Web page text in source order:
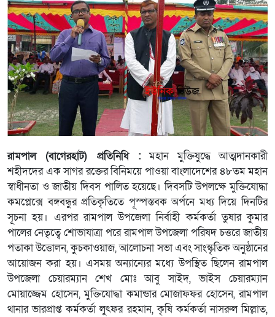
রামপাল (বাগেরহাট) প্রতিনিধি : মহান মুক্তিযুদ্ধে আত্মদানকারী
শহীদদের এক সাগর রক্তের বিনিময়ে পাওয়া বাংলাদেশের ৪৮তম মহান
স্বাধীনতা ও জাতীয় দিবস পালিত হয়েছে। দিবসটি উপলক্ষে মুক্তিযোদ্ধা
কমপ্লেক্সে বঙ্গবন্ধুর প্রতিকৃতিতে পূস্পস্তবক অর্পনে মধ্য দিয়ে দিনটির
সূচনা হয়। এরপর রামপাল উপজেলা নির্বাহী কর্মকর্তা তুষার কুমার
পালের নেতৃত্বে শোভাযাত্রা পরে রামপাল উপজেলা পরিষদ চত্তরে জাতীয়
পতাকা উত্তোলন, কুচকাওয়াজ, আলোচনা সভা এবং সাংস্কৃতিক অনুষ্ঠানের
আয়োজন করা হয়। এসময় অন্যান্যের মধ্যে উপস্থিত ছিলেন রামপাল
উপজেলা চেয়ারম্যান শেখ মোঃ আবু সাইদ, ভাইস চেয়ারম্যান
মোয়াজ্জেম হোসেন, মুক্তিযোদ্ধা কমান্ডার মোজাফফর হোসেন, রামপাল
থানার ভারপ্রাপ্ত কর্মকর্তা লুৎফর রহমান, কৃষি কর্মকর্তা নাসরুল মিল্লাত,